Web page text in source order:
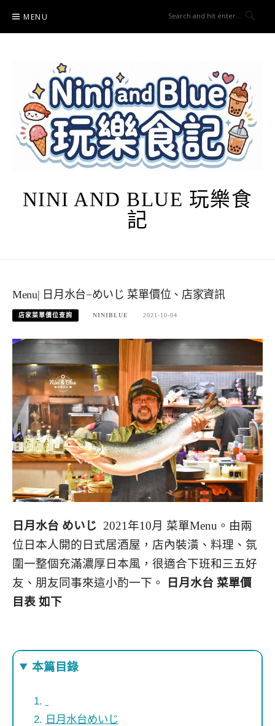
content
MENU
NINI AND BLUE 玩樂食
記
Menu| 日月水台−めいじ 菜單價位、店家資訊
店家菜單價位查詢 NINIBLUE 2021-10-04
日月水台 めいじ 2021年10月 菜單Menu。由兩
位日本人開的日式居酒屋，店內裝潢、料理、氛
圍一整個充滿濃厚日本風，很適合下班和三五好
友、朋友同事來這小酌一下。
日月水台 菜單價
目表 如下
本篇目錄
日月水台めいじ